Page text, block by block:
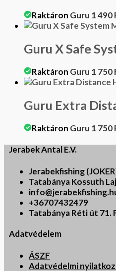
Raktáron Guru 1 490
Guru X Safe
Raktáron Guru 1 750
Guru Extra
Raktáron Guru 1 750
Jerabek Antal E.V.
Jerabekfishing
Tatabánya Kossuth
+36707432479
Tatabánya Réti út 71.
Adatvédelem
ÁSZF
Adatvédelmi